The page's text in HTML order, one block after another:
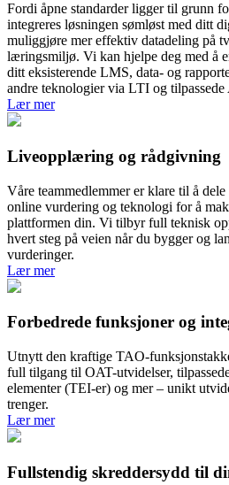
Fordi åpne standarder ligger til grunn
integreres løsningen sømløst med ditt
muliggjøre mer effektiv datadeling på
læringsmiljø. Vi kan hjelpe deg med å
ditt eksisterende LMS, data- og
andre teknologier via LTI og tilpassede
Lær mer
Liveopplæring og rådgivning
Våre teammedlemmer er klare til å
online vurdering og teknologi for å
plattformen din. Vi tilbyr full teknisk
hvert steg på veien når du bygger og
vurderinger.
Lær mer
Forbedrede funksjoner og
Utnytt den kraftige TAO-
full tilgang til OAT-utvidelser,
elementer (TEI-er) og mer – unikt
trenger.
Lær mer
Fullstendig skreddersydd til